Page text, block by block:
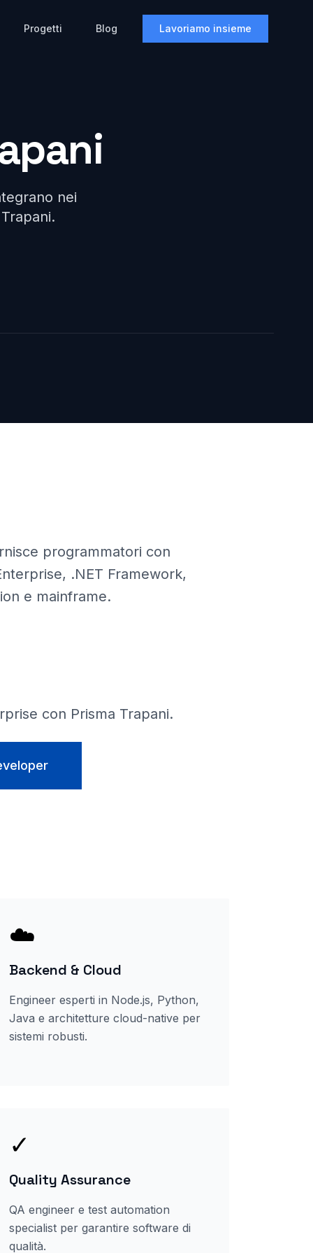
Progetti Blog Lavoriamo insieme
nei
programmatori con
.NET Framework,
e mainframe.
con Prisma Trapani.
☁️
Backend & Cloud
Engineer esperti in Node.js, Python,
Java e architetture cloud-native per
sistemi robusti.
✓
Quality Assurance
QA engineer e test automation
specialist per garantire software di
qualità.